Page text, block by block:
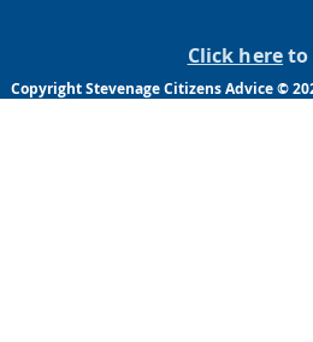
Click hereto
Copyright Stevenage Citizens Advice ©